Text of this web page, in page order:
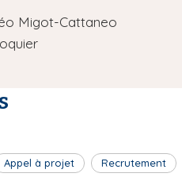
Migot-Cattaneo
Appel à projet Recrutement